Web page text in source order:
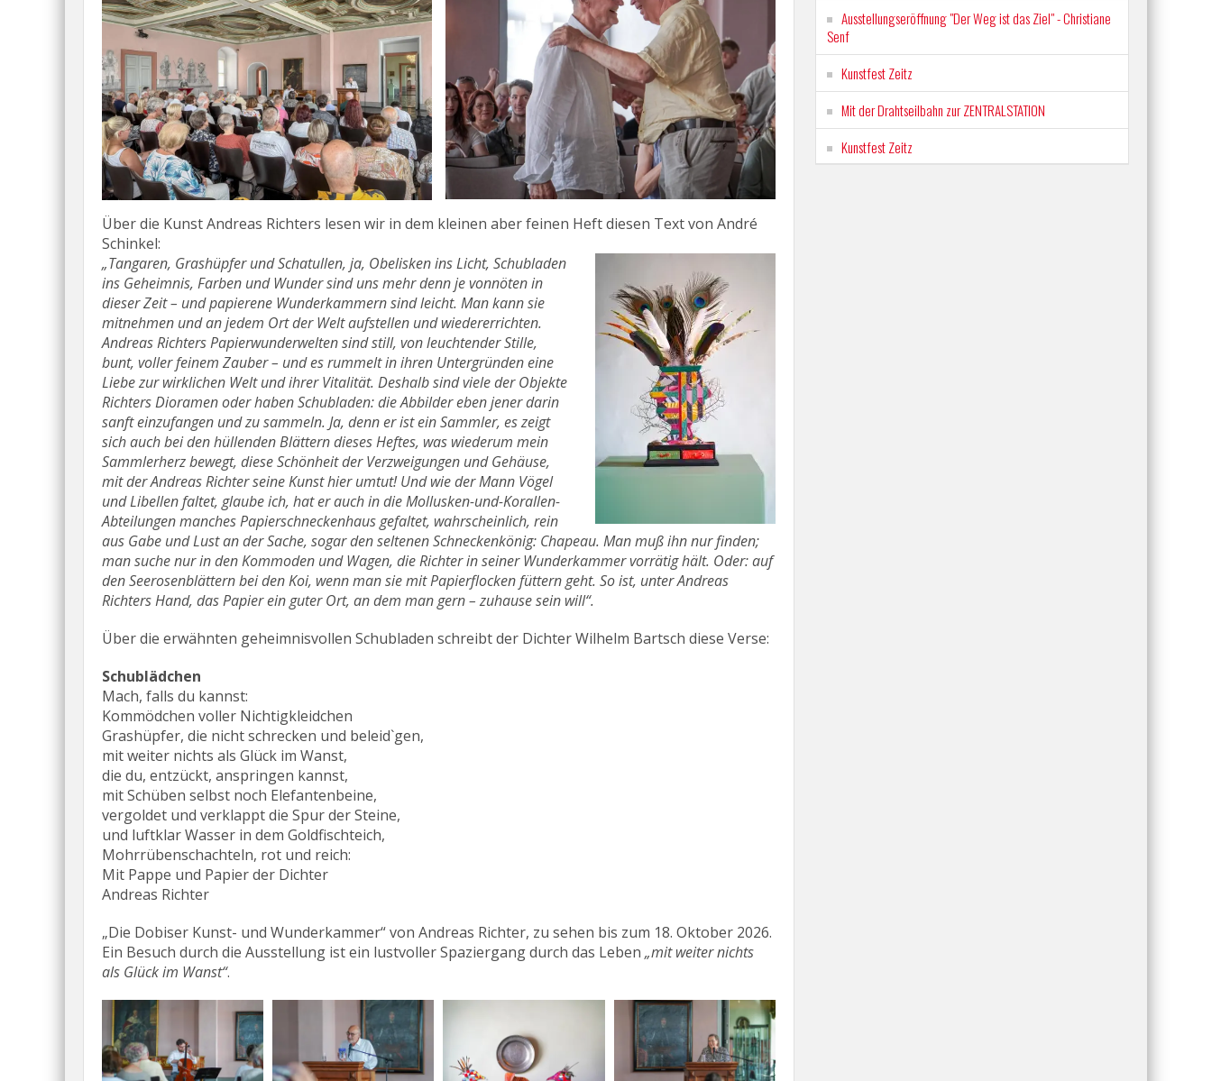
Über die Kunst Andreas Richters lesen wir in dem kleinen aber feinen Heft diesen Text von André
Schinkel:
„Tangaren, Grashüpfer und Schatullen, ja, Obelisken ins Licht, Schubladen
ins Geheimnis, Farben und Wunder sind uns mehr denn je vonnöten in
dieser Zeit – und papierene Wunderkammern sind leicht. Man kann sie
mitnehmen und an jedem Ort der Welt aufstellen und wiedererrichten.
Andreas Richters Papierwunderwelten sind still, von leuchtender Stille,
bunt, voller feinem Zauber – und es rummelt in ihren Untergründen eine
Liebe zur wirklichen Welt und ihrer Vitalität. Deshalb sind viele der Objekte
Richters Dioramen oder haben Schubladen: die Abbilder eben jener darin
sanft einzufangen und zu sammeln. Ja, denn er ist ein Sammler, es zeigt
sich auch bei den hüllenden Blättern dieses Heftes, was wiederum mein
Sammlerherz bewegt, diese Schönheit der Verzweigungen und Gehäuse,
mit der Andreas Richter seine Kunst hier umtut! Und wie der Mann Vögel
und Libellen faltet, glaube ich, hat er auch in die Mollusken-und-Korallen-
Abteilungen manches Papierschneckenhaus gefaltet, wahrscheinlich, rein
aus Gabe und Lust an der Sache, sogar den seltenen Schneckenkönig: Chapeau. Man muß ihn nur finden;
man suche nur in den Kommoden und Wagen, die Richter in seiner Wunderkammer vorrätig hält. Oder: auf
den Seerosenblättern bei den Koi, wenn man sie mit Papierflocken füttern geht. So ist, unter Andreas
Richters Hand, das Papier ein guter Ort, an dem man gern – zuhause sein will“.
Über die erwähnten geheimnisvollen Schubladen schreibt der Dichter Wilhelm Bartsch diese Verse:
Schublädchen
Mach, falls du kannst:
Kommödchen voller Nichtigkleidchen
Grashüpfer, die nicht schrecken und beleid`gen,
mit weiter nichts als Glück im Wanst,
die du, entzückt, anspringen kannst,
mit Schüben selbst noch Elefantenbeine,
vergoldet und verklappt die Spur der Steine,
und luftklar Wasser in dem Goldfischteich,
Mohrrübenschachteln, rot und reich:
Mit Pappe und Papier der Dichter
Andreas Richter
„Die Dobiser Kunst- und Wunderkammer“von Andreas Richter, zu sehen bis zum 18. Oktober 2026.
Ein Besuch durch die Ausstellung ist ein lustvoller Spaziergang durch das Leben „mit weiter nichts
als Glück im Wanst“.
Ausstellungseröffnung "Der Weg ist das Ziel" - Christiane
Senf
Kunstfest Zeitz
Mit der Drahtseilbahn zur ZENTRALSTATION
Kunstfest Zeitz